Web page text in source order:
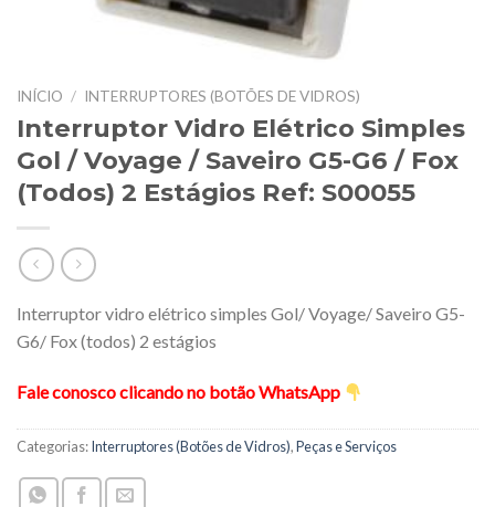
INÍCIO / INTERRUPTORES (BOTÕES DE VIDROS)
Interruptor Vidro Elétrico Simples
Gol / Voyage / Saveiro G5-G6 / Fox
(Todos) 2 Estágios Ref: S00055
Interruptor vidro elétrico simples Gol/ Voyage/ Saveiro G5-
G6/ Fox (todos) 2 estágios
Fale conosco clicando no botão WhatsApp
Categorias:Interruptores (Botões de Vidros),Peças e Serviços